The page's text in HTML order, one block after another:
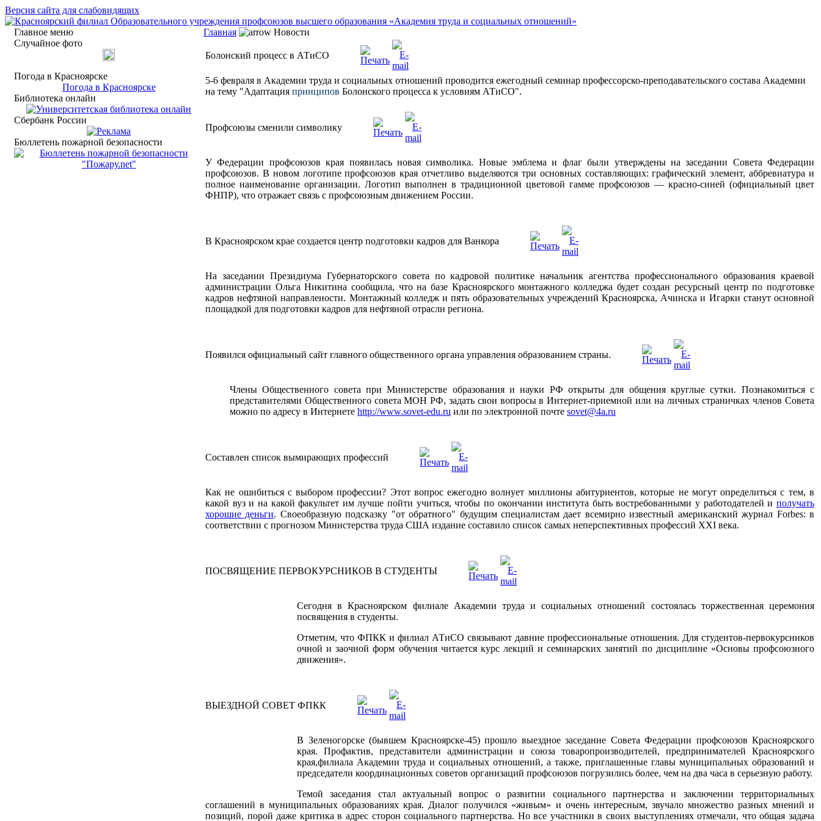
Версия сайта для слабовидящих
Главное меню
Случайное фото
Погода в Красноярске
Погода в Красноярске
Библиотека онлайн
Сбербанк России
Бюллетень пожарной безопасности
Главная Новости
Болонский процесс в АТиСО
5-6 февраля в Академии труда и социальных отношений проводится ежегодный семинар профессорско-преподавательского состава Академии
на тему "Адаптация принципов Болонского процесса к условиям АТиСО".
Профсоюзы сменили символику
У Федерации профсоюзов края появилась новая символика. Новые эмблема и флаг были утверждены на заседании Совета Федерации
профсоюзов. В новом логотипе профсоюзов края отчетливо выделяются три основных составляющих: графический элемент, аббревиатура и
полное наименование организации. Логотип выполнен в традиционной цветовой гамме профсоюзов — красно-синей (официальный цвет
ФНПР), что отражает связь с профсоюзным движением России.
В Красноярском крае создается центр подготовки кадров для Ванкора
На заседании Президиума Губернаторского совета по кадровой политике начальник агентства профессионального образования краевой
администрации Ольга Никитина сообщила, что на базе Красноярского монтажного колледжа будет создан ресурсный центр по подготовке
кадров нефтяной направлености. Монтажный колледж и пять образовательных учреждений Красноярска, Ачинска и Игарки станут основной
площадкой для подготовки кадров для нефтяной отрасли региона.
Появился официальный сайт главного общественного органа управления образованием страны.
Члены Общественного совета при Министерстве образования и науки РФ открыты для общения круглые сутки. Познакомиться с
представителями Общественного совета МОН РФ, задать свои вопросы в Интернет-приемной или на личных страничках членов Совета
можно по адресу в Интернете http://www.sovet-edu.ru или по электронной почте sovet@4a.ru
Составлен список вымирающих профессий
Как не ошибиться с выбором профессии? Этот вопрос ежегодно волнует миллионы абитуриентов, которые не могут определиться с тем, в
какой вуз и на какой факультет им лучше пойти учиться, чтобы по окончании института быть востребованными у работодателей и получать
хорошие деньги. Своеобразную подсказку "от обратного" будущим специалистам дает всемирно известный американский журнал Forbes: в
соответствии с прогнозом Министерства труда США издание составило список самых неперспективных профессий XXI века.
ПОСВЯЩЕНИЕ ПЕРВОКУРСНИКОВ В СТУДЕНТЫ
Сегодня в Красноярском филиале Академии труда и социальных отношений состоялась торжественная церемония
посвящения в студенты.
Отметим, что ФПКК и филиал АТиСО связывают давние профессиональные отношения. Для студентов-первокурсников
очной и заочной форм обучения читается курс лекций и семинарских занятий по дисциплине «Основы профсоюзного
движения».
ВЫЕЗДНОЙ СОВЕТ ФПКК
В Зеленогорске (бывшем Красноярске-45) прошло выездное заседание Совета Федерации профсоюзов Красноярского
края. Профактив, представители администрации и союза товаропроизводителей, предпринимателей Красноярского
края,филиала Академии труда и социальных отношений, а также, приглашенные главы муниципальных образований и
председатели координационных советов организаций профсоюзов погрузились более, чем на два часа в серьезную работу.
Темой заседания стал актуальный вопрос о развитии социального партнерства и заключении территориальных
соглашений в муниципальных образованиях края. Диалог получился «живым» и очень интересным, звучало множество разных мнений и
позиций, порой даже критика в адрес сторон социального партнерства. Но все участники в своих выступлениях отмечали, что общая задача